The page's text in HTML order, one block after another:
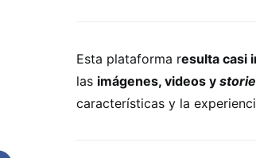
Esta plataforma resulta casi
las imágenes, videos y
características y la